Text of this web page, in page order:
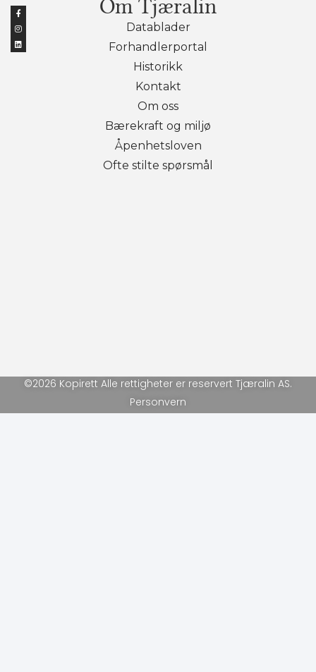
Om Tjæralin
Datablader
Forhandlerportal
Historikk
Kontakt
Om oss
Bærekraft og miljø
Åpenhetsloven
Ofte stilte spørsmål
©2026 Kopirett Alle rettigheter er reservert Tjæralin AS.
Personvern